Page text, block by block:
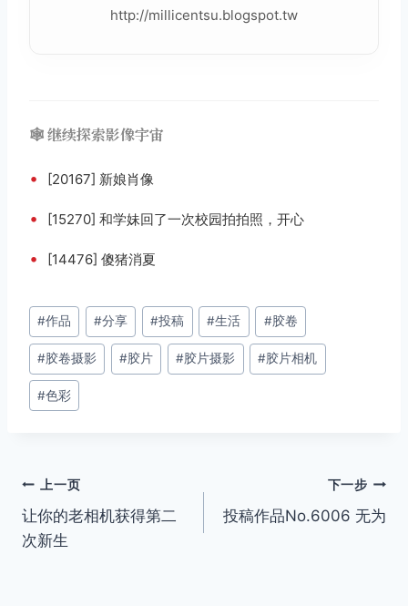
http://millicentsu.blogspot.tw
🕸️ 继续探索影像宇宙
• [20167] 新娘肖像
• [15270] 和学妹回了一次校园拍拍照，开心
• [14476] 傻猪消夏
文
章
标
签：
#作品 #分享 #投稿 #生活 #胶卷
#胶卷摄影 #胶片 #胶片摄影 #胶片相机
#色彩
文
章
上一页
让你的老相机获得第二
次新生
下一步
投稿作品No.6006 无为